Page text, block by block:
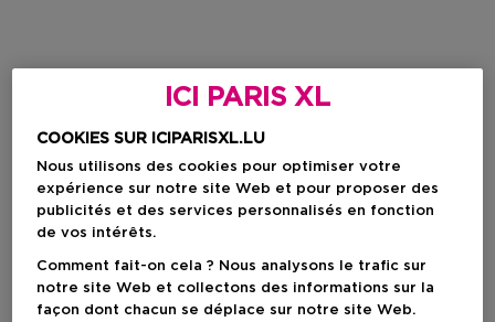
ICI PARIS XL
COOKIES SUR ICIPARISXL.LU
Nous utilisons des cookies pour optimiser votre
expérience sur notre site Web et pour proposer des
publicités et des services personnalisés en fonction
de vos intérêts.
Comment fait-on cela ? Nous analysons le trafic sur
notre site Web et collectons des informations sur la
façon dont chacun se déplace sur notre site Web.